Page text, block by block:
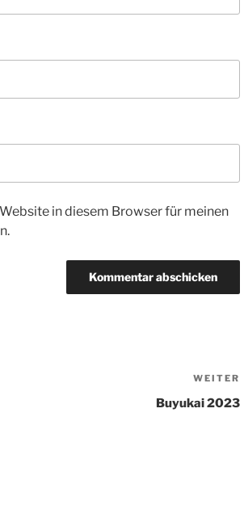
in diesem Browser für meinen
WEITER
Buyukai 2023